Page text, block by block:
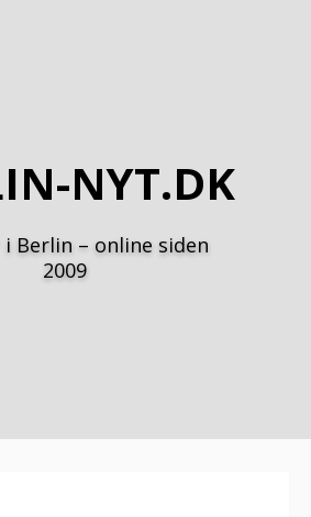
NYT.DK
i Berlin – online siden
2009